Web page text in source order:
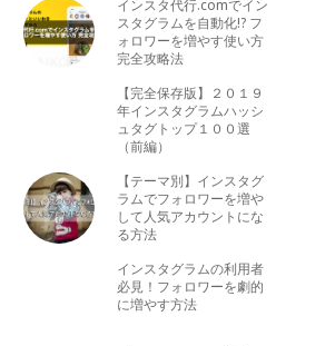
インスタ代行.comでイン
スタグラムを自動化!? フ
ォロワーを増やす使い方
完全攻略法
【完全保存版】２０１９
年インスタグラムハッシ
ュタグトップ１００選
（前編）
【テーマ別】インスタグ
ラムでフォロワーを増や
して人気アカウントにな
る方法
インスタグラムの利用者
必見！フォロワーを劇的
に増やす方法